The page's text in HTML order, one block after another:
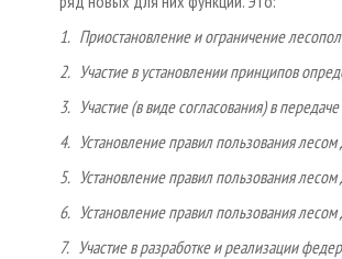
1. Приостановление и ограничение
2. Участие в установлении принципов
3. Участие (в виде согласования) в
4. Установление правил пользования
5. Установление правил пользования
6. Установление правил пользования
7. Участие в разработке и реализации